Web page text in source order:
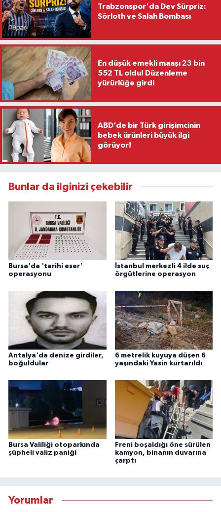
Trabzonspor'da Dev Sürpriz:
Sörloth ve Salah Bombası
En düşük emekli maaşı 23 bin
552 TL oldu! Düzenleme
yürürlüğe girdi
ABD’de bir Türk girişimcinin
bebek ürünleri büyük ilgi
görüyor!
Bunlar da ilginizi çekebilir
Bursa'da 'tarihi eser'
operasyonu
İstanbul merkezli 4 ilde suç
örgütlerine operasyon
Antalya'da denize girdiler,
boğuldular
6 metrelik kuyuya düşen 6
yaşındaki Yasin kurtarıldı
Bursa Valiliği otoparkında
şüpheli valiz paniği
Freni boşaldığı öne sürülen
kamyon, binanın duvarına
çarptı
Yorumlar